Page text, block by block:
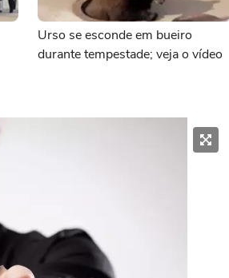
Urso se esconde em bueiro
durante tempestade; veja o vídeo